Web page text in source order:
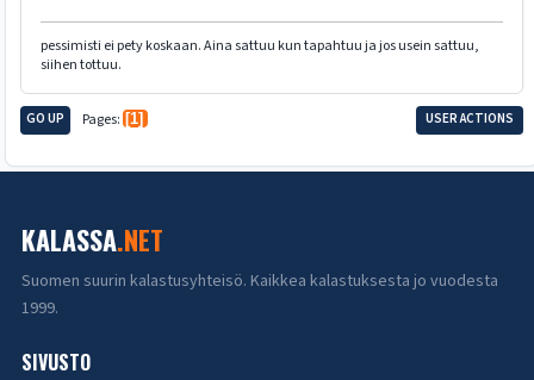
pessimisti ei pety koskaan. Aina sattuu kun tapahtuu ja jos usein sattuu,
siihen tottuu.
GO UP Pages 1 USER ACTIONS
KALASSA.NET
Suomen suurin kalastusyhteisö. Kaikkea kalastuksesta jo vuodesta
1999.
SIVUSTO